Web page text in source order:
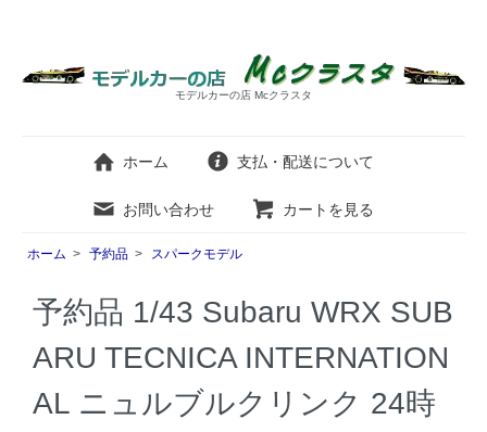
モデルカーの店 Mcクラスタ
ホーム 支払・配送について
お問い合わせ カートを見る
ホーム > 予約品 > スパークモデル
予約品 1/43 Subaru WRX SUB
ARU TECNICA INTERNATION
AL ニュルブルクリンク 24時